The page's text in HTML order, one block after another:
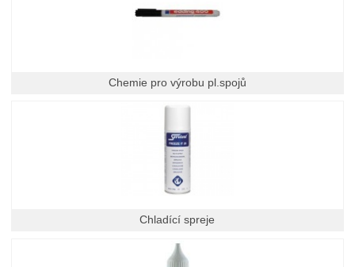
Chemie pro výrobu pl.spojů
Chladící spreje